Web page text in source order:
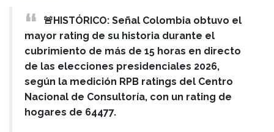
🚨HISTÓRICO: Señal Colombia obtuvo el
mayor rating de su historia durante el
cubrimiento de más de 15 horas en directo
de las elecciones presidenciales 2026,
según la medición RPB ratings del Centro
Nacional de Consultoría, con un rating de
hogares de 64477.